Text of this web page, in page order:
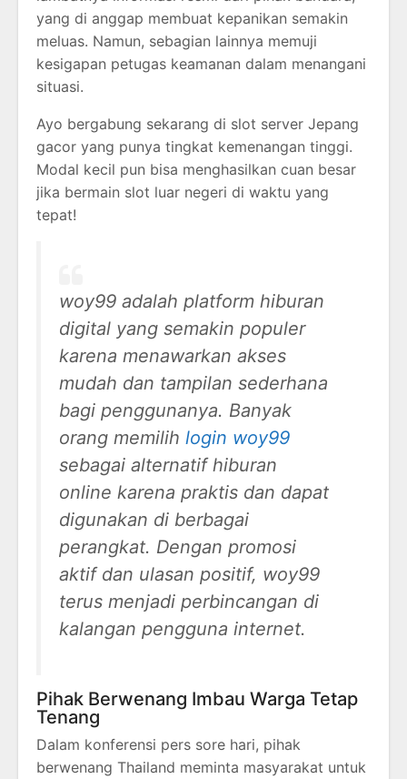
yang di anggap membuat kepanikan semakin
meluas. Namun, sebagian lainnya memuji
kesigapan petugas keamanan dalam menangani
situasi.
Ayo bergabung sekarang di slot server Jepang
gacor yang punya tingkat kemenangan tinggi.
Modal kecil pun bisa menghasilkan cuan besar
jika bermain slot luar negeri di waktu yang
tepat!
woy99 adalah platform hiburan
digital yang semakin populer
karena menawarkan akses
mudah dan tampilan sederhana
bagi penggunanya. Banyak
orang memilih login woy99
sebagai alternatif hiburan
online karena praktis dan dapat
digunakan di berbagai
perangkat. Dengan promosi
aktif dan ulasan positif, woy99
terus menjadi perbincangan di
kalangan pengguna internet.
Pihak Berwenang Imbau Warga Tetap
Tenang
Dalam konferensi pers sore hari, pihak
berwenang Thailand meminta masyarakat untuk